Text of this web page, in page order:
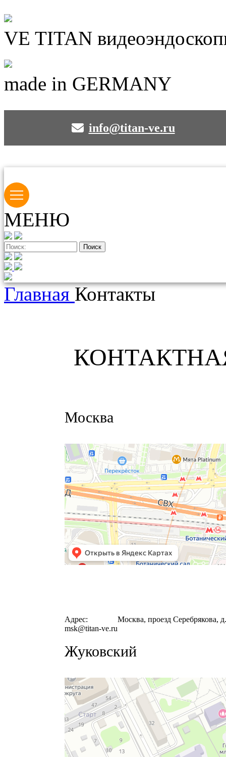
VE TITAN
made in GERMANY
info@titan-ve.ru
МЕНЮ
Главная Контакты
Москва
Адрес:
Москва, проезд Серебрякова,
msk@titan‐ve.ru
Жуковский